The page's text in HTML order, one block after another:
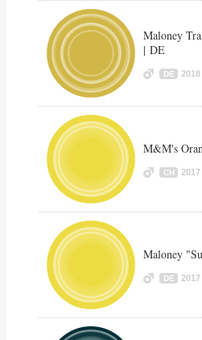
Maloney
| DE
DE 2018
M&M's
CH 2017
Maloney
DE 2017